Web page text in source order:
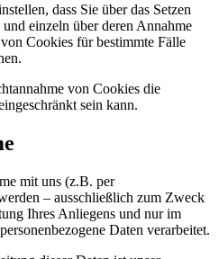
dass Sie über das Setzen
einzeln über deren Annahme
Cookies für bestimmte Fälle
von Cookies die
sein kann.
mit uns (z.B. per
– ausschließlich zum Zweck
Ihres Anliegens und nur im
Daten verarbeitet.